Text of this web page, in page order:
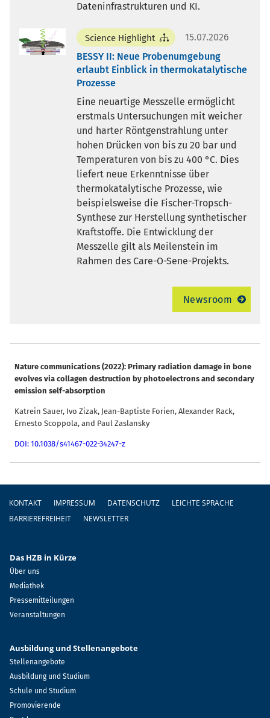
Dateninfrastrukturen und KI.
Science Highlight
15.07.2026
BESSY II: Neue Probenumgebung
erlaubt Einblick in thermokatalytische
Prozesse
Eine neuartige Messzelle ermöglicht
erstmals Untersuchungen mit weicher
und harter Röntgenstrahlung unter
hohen Drücken von bis zu 20 bar und
Temperaturen von bis zu 400 °C. Dies
liefert neue Erkenntnisse über
thermokatalytische Prozesse, wie
beispielsweise die Fischer-Tropsch-
Synthese zur Herstellung synthetischer
Kraftstoffe. Die Entwicklung der
Messzelle gilt als Meilenstein im
Rahmen des Care-O-Sene-Projekts.
Newsroom
Nature communications (2022): Primary radiation damage in bone
evolves via collagen destruction by photoelectrons and secondary
emission self-absorption
Katrein Sauer, Ivo Zizak, Jean-Baptiste Forien, Alexander Rack,
Ernesto Scoppola, and Paul Zaslansky
DOI: 10.1038/s41467-022-34247-z
Fußzeile
KONTAKT IMPRESSUM DATENSCHUTZ
LEICHTE SPRACHE
BARRIEREFREIHEIT
NEWSLETTER
Das HZB in Kürze
Über uns
Mediathek
Pressemitteilungen
Veranstaltungen
Ausbildung und Stellenangebote
Stellenangebote
Ausbildung und Studium
Schule und Studium
Promovierende